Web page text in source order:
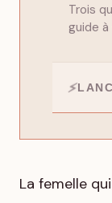
Trois
guide
La femelle